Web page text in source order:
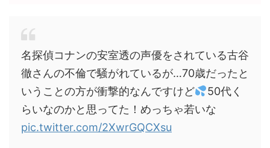
名探偵コナンの安室透の声優をされている古谷
徹さんの不倫で騒がれているが…70歳だったと
いうことの方が衝撃的なんですけど
50代く
らいなのかと思ってた！めっちゃ若いな
pic.twitter.com/2XwrGQCXsu